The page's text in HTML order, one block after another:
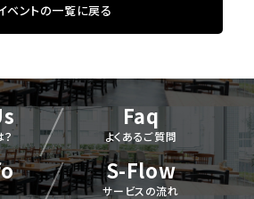
ベントの一覧に戻る
Faq
よくあるご質問
S-Flow
サービスの流れ